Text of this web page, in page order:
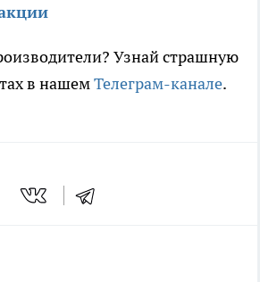
Узнай страшную
в нашемТелеграм-канале.